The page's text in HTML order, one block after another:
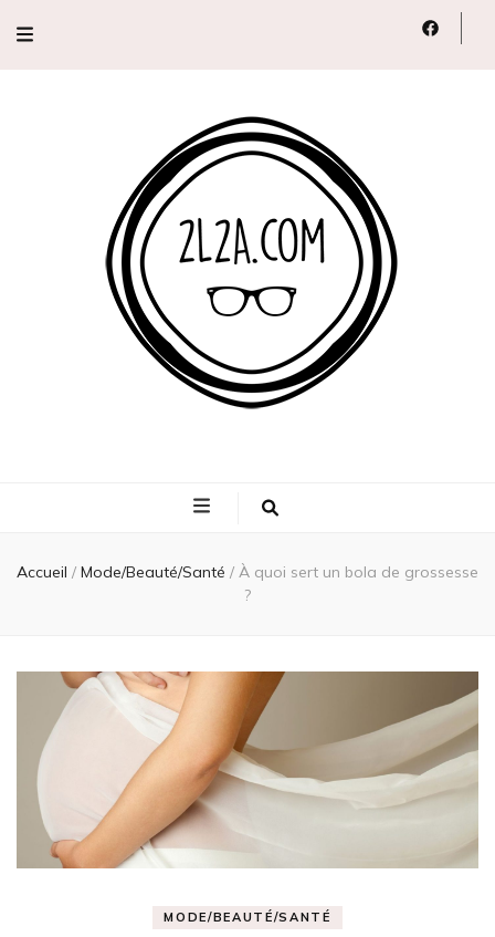
Accueil / Mode/Beauté/Santé / À quoi sert un bola de grossesse
?
MODE/BEAUTÉ/SANTÉ